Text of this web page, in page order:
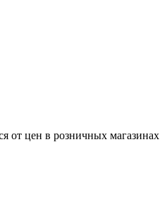
от цен в розничных магазинах